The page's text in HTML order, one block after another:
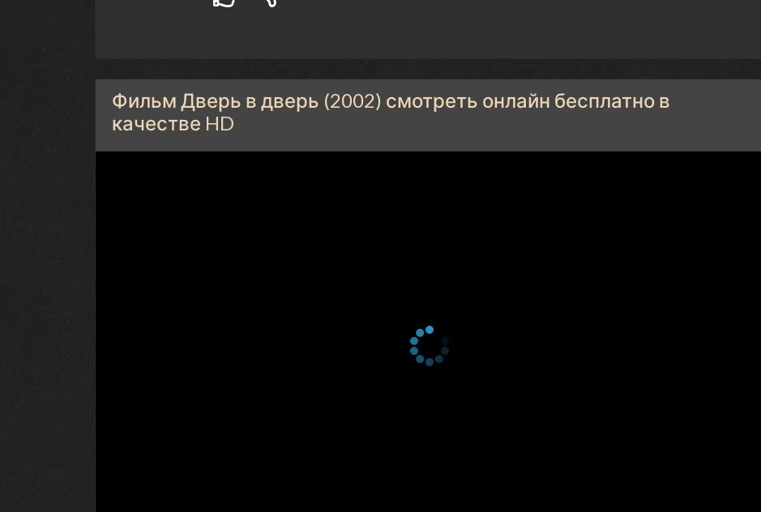
Фильм Дверь в дверь (2002) смотреть онлайн бесплатно в
качестве HD